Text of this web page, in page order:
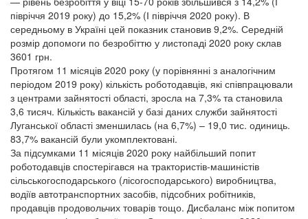
півріччя 2019 року) до 15,2% (І півріччя 2020 року). В
середньому в Україні цей показник становив 9,2%. Середній
розмір допомоги по безробіттю у листопаді 2020 року склав
3601 грн.
Протягом 11 місяців 2020 року (у порівнянні з аналогічним
періодом 2019 року) кількість роботодавців, які співпрацювали
з центрами зайнятості області, зросла на 7,3% та становила
3,6 тисяч. Кількість вакансій у базі даних служби зайнятості
Луганської області зменшилась (на 6,7%) – 19,0 тис. одиниць.
83,7% вакансій були укомплектовані.
За підсумками 11 місяців 2020 року найбільший попит
роботодавців спостерігався на трактористів-машиністів
сільськогосподарського (лісогосподарського) виробництва,
водіїв автотранспортних засобів, підсобних робітників,
продавців продовольчих товарів тощо. Дисбаланс між попитом